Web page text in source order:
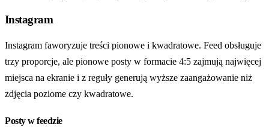
Instagram
Instagram faworyzuje treści pionowe i kwadratowe. Feed obsługuje
trzy proporcje, ale pionowe posty w formacie 4:5 zajmują najwięcej
miejsca na ekranie i z reguły generują wyższe zaangażowanie niż
zdjęcia poziome czy kwadratowe.
Posty w feedzie